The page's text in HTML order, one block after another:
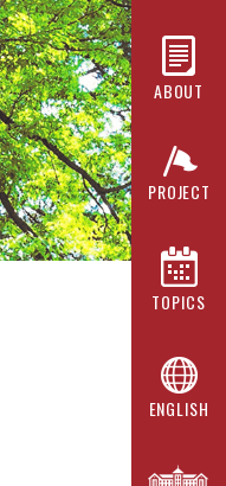
ABOUT
PROJECT
TOPICS
ENGLISH